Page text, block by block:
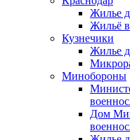
Жилье
Жильё
Кузнечики
Жилье
Минобороны
Дом